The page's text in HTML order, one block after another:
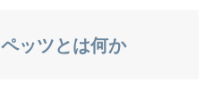
ッツとは何か